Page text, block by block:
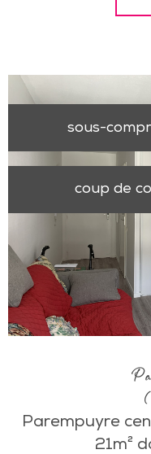
sous-
coup de
Parempuyre
21m²